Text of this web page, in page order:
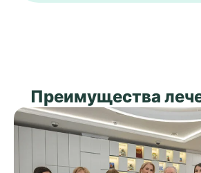
Преимущества